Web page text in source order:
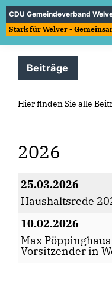
CDU Gemeindeverband
Stark für Welver -
Beiträge
Hier finden Sie alle
2026
25.03.2026
Haushaltsrede
10.02.2026
Max
Vorsitzender in